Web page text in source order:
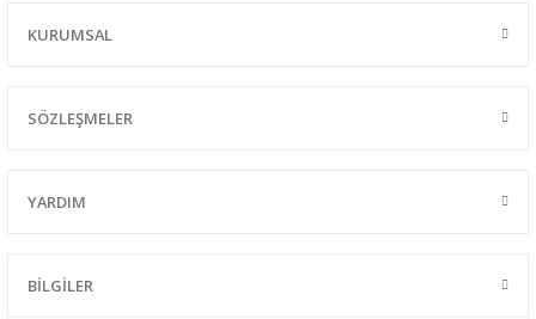
KURUMSAL
SÖZLEŞMELER
YARDIM
BİLGİLER